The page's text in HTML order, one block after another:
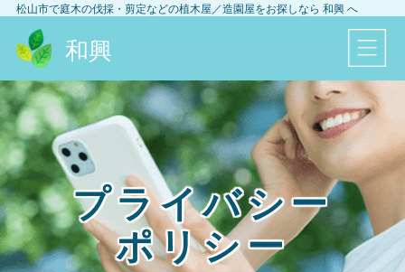
松山市で庭木の伐採・剪定などの植木屋／造園屋をお探しなら 和興へ
和興
プライバシー
ポリシー